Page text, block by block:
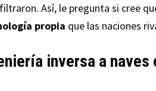
Así, le pregunta si cree
propia que las naciones
inversa a